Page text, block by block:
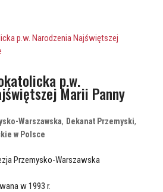
p.w.
Marii Panny
Warszawska, Dekanat Przemyski,
w Polsce
Przemysko-Warszawska
w 1993 r.